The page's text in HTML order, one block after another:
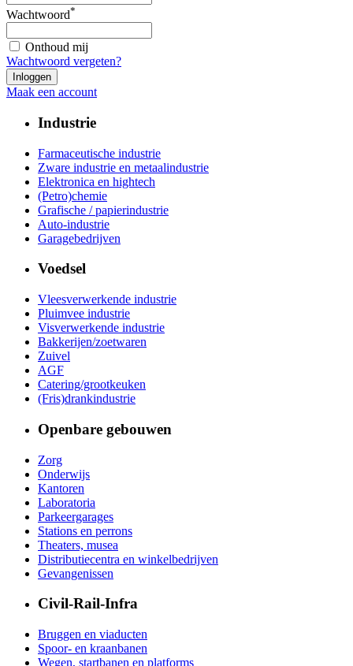
Wachtwoord*
Onthoud mij
Wachtwoord vergeten?
Maak een account
Industrie
Farmaceutische industrie
Zware industrie en metaalindustrie
Elektronica en hightech
(Petro)chemie
Grafische / papierindustrie
Auto-industrie
Garagebedrijven
Voedsel
Vleesverwerkende industrie
Pluimvee industrie
Visverwerkende industrie
Bakkerijen/zoetwaren
Zuivel
AGF
Catering/grootkeuken
(Fris)drankindustrie
Openbare gebouwen
Zorg
Onderwijs
Kantoren
Laboratoria
Parkeergarages
Stations en perrons
Theaters, musea
Distributiecentra en winkelbedrijven
Gevangenissen
Civil-Rail-Infra
Bruggen en viaducten
Spoor- en kraanbanen
Wegen, startbanen en platforms